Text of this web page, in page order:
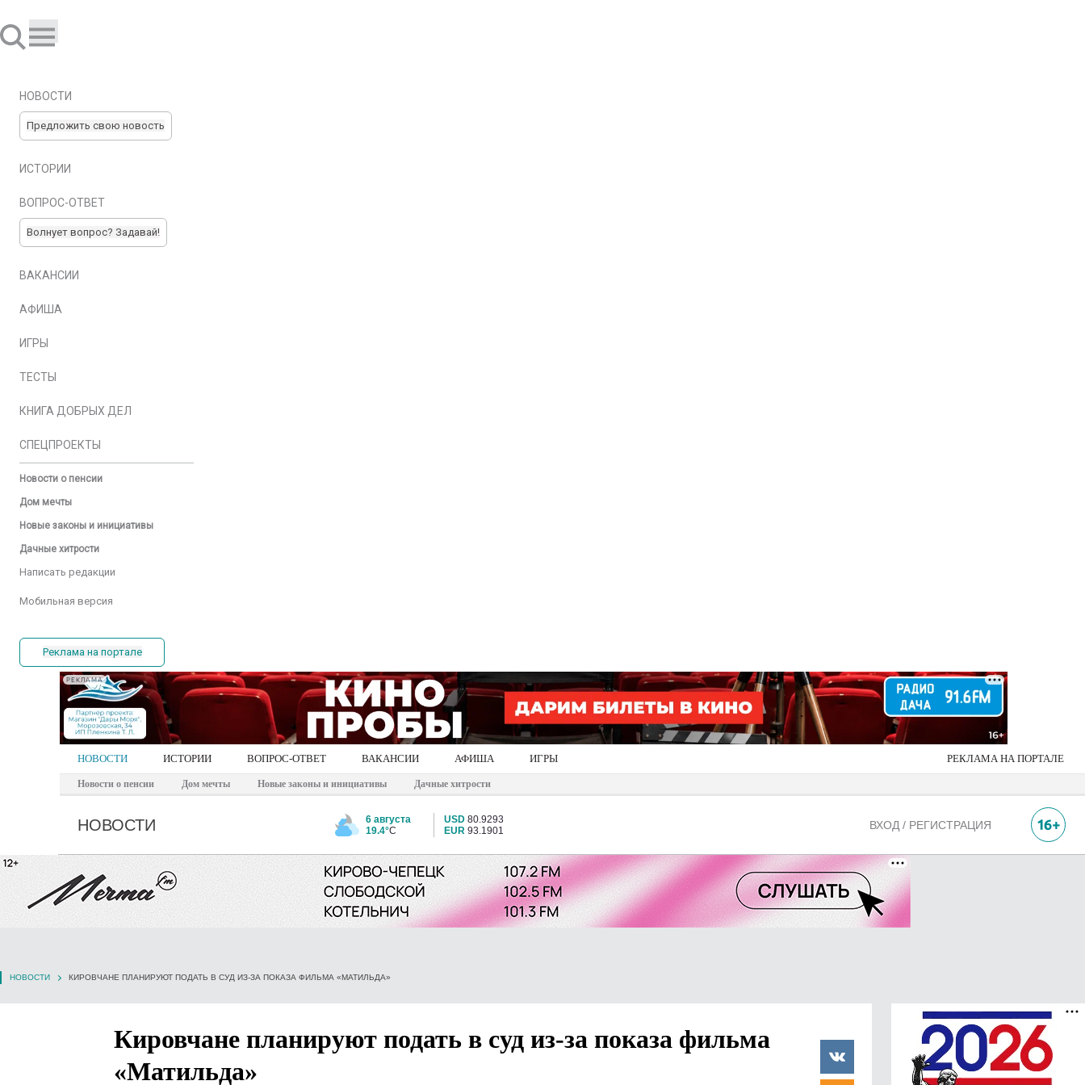
НОВОСТИ
Предложить свою новость
ИСТОРИИ
ВОПРОС-ОТВЕТ
Волнует вопрос? Задавай!
ВАКАНСИИ
АФИША
ИГРЫ
ТЕСТЫ
КНИГА ДОБРЫХ ДЕЛ
СПЕЦПРОЕКТЫ
Новости о пенсии
Дом мечты
Новые законы и инициативы
Дачные хитрости
Написать редакции
Мобильная версия
Реклама на портале
РЕКЛАМА
НОВОСТИ ИСТОРИИ ВОПРОС-ОТВЕТ ВАКАНСИИ АФИША ИГРЫ РЕКЛАМА НА ПОРТАЛЕ
Новости о пенсии Дом мечты Новые законы и инициативы Дачные хитрости
НОВОСТИ
6 августа
19.4°C
USD 80.9293
EUR 93.1901 ВХОД / РЕГИСТРАЦИЯ
НОВОСТИ КИРОВЧАНЕ ПЛАНИРУЮТ ПОДАТЬ В СУД ИЗ-ЗА ПОКАЗА ФИЛЬМА «МАТИЛЬДА»
Кировчане планируют подать в суд из-за показа фильма
«Матильда»